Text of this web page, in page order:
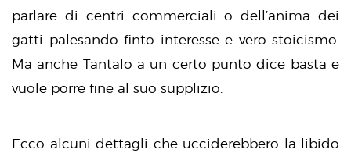
parlare di centri commerciali o dell’anima dei
gatti palesando finto interesse e vero stoicismo.
Ma anche Tantalo a un certo punto dice basta e
vuole porre fine al suo supplizio.
Ecco alcuni dettagli che ucciderebbero la libido